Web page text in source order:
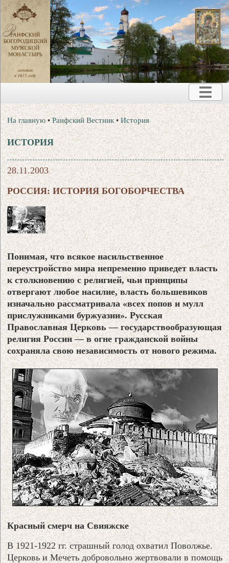
На главную •Раифский Вестник •История
ИСТОРИЯ
28.11.2003
РОССИЯ: ИСТОРИЯ БОГОБОРЧЕСТВА
Понимая, что всякое насильственное
переустройство мира непременно приведет власть
к столкновению с религией, чьи принципы
отвергают любое насилие, власть большевиков
изначально рассматривала «всех попов и мулл
прислужниками буржуазии». Русская
Православная Церковь — государствообразующая
религия России — в огне гражданской войны
сохраняла свою независимость от нового режима.
Красный смерч на Свияжске
В 1921-1922 гг. страшный голод охватил Поволжье.
Церковь и Мечеть добровольно жертвовали в помощь